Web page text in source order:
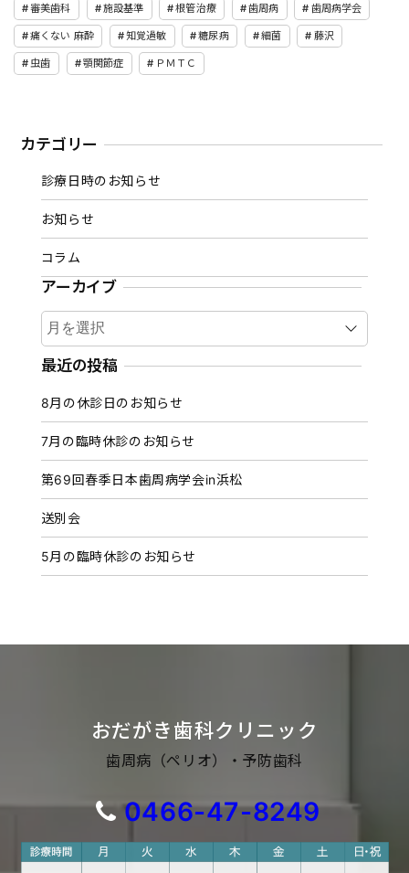
審美歯科 施設基準 根管治療 歯周病 歯周病学会
痛くない 麻酔 知覚過敏 糖尿病 細菌 藤沢
虫歯 顎関節症 ＰＭＴＣ
カテゴリー
診療日時のお知らせ
お知らせ
コラム
アーカイブ
ア
ー
カ
ブ
最近の投稿
8月の休診日のお知らせ
7月の臨時休診のお知らせ
第69回春季日本歯周病学会in浜松
送別会
5月の臨時休診のお知らせ
おだがき歯科クリニック
歯周病（ペリオ）・予防歯科
0466-47-8249